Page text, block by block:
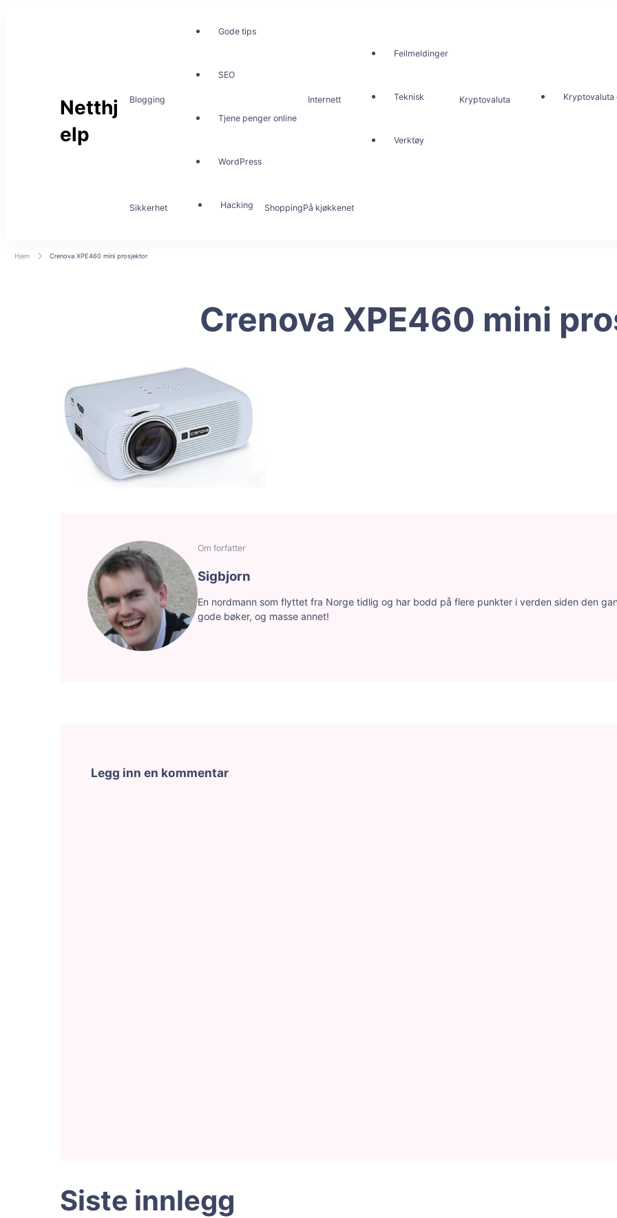
Netthj
elp
Blogging
Gode tips
SEO
Tjene penger online
WordPress
Internett
Feilmeldinger
Teknisk
Verktøy
Kryptovaluta Kryptovaluta
Sikkerhet Hacking ShoppingPå kjøkkenet
Hjem Crenova XPE460 mini prosjektor
Crenova XPE460 mini
Om forfatter
Sigbjorn
En nordmann som flyttet fra Norge tidlig og har bodd på flere punkter i verden siden den
gode bøker, og masse annet!
Legg inn en kommentar
Siste innlegg